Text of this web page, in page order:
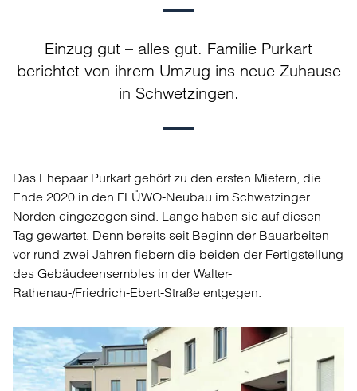
Einzug gut – alles gut. Familie Purkart
berichtet von ihrem Umzug ins neue Zuhause
in Schwetzingen.
Das Ehepaar Purkart gehört zu den ersten Mietern, die
Ende 2020 in den FLÜWO-Neubau im Schwetzinger
Norden eingezogen sind. Lange haben sie auf diesen
Tag gewartet. Denn bereits seit Beginn der Bauarbeiten
vor rund zwei Jahren fiebern die beiden der Fertigstellung
des Gebäudeensembles in der Walter-
Rathenau-/Friedrich-Ebert-Straße entgegen.